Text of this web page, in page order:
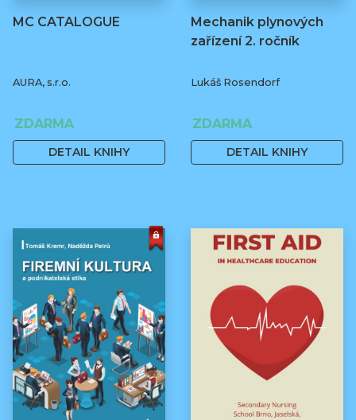
MC CATALOGUE
AURA, s.r.o.
ZDARMA
DETAIL KNIHY
Mechanik plynových
zařízení 2. ročník
Lukáš Rosendorf
ZDARMA
DETAIL KNIHY